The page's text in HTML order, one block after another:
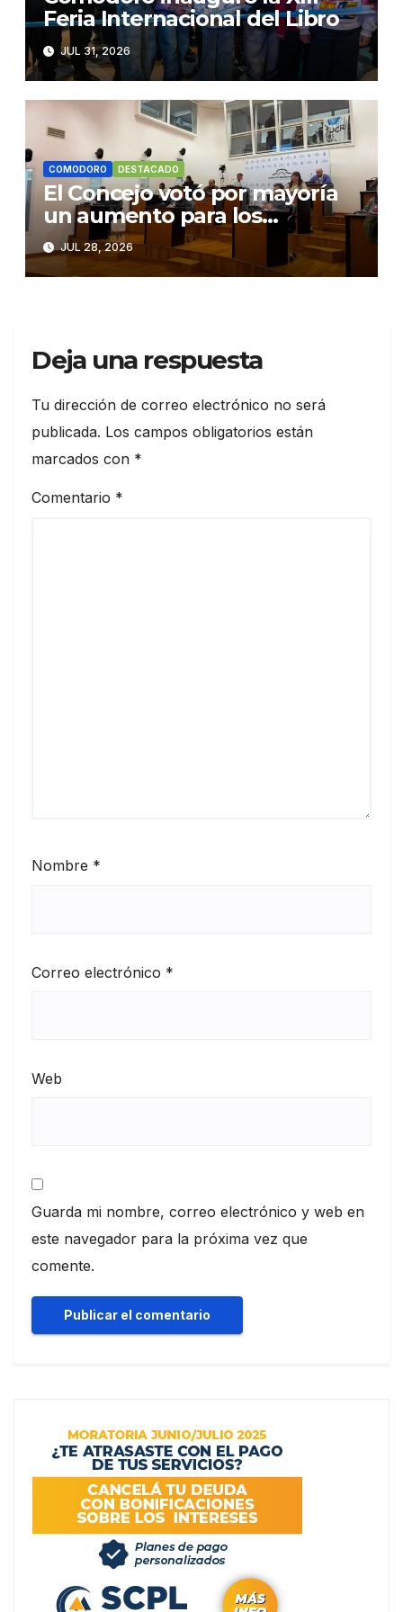
Feria Internacional del Libro
JUL 31, 2026
COMODORO DESTACADO
El Concejo votó por mayoría
un aumento para los
municipales
JUL 28, 2026
Deja una respuesta
Tu dirección de correo electrónico no será
publicada. Los campos obligatorios están
marcados con *
Comentario *
Nombre *
Correo electrónico *
Web
Guarda mi nombre, correo electrónico y web en
este navegador para la próxima vez que
comente.